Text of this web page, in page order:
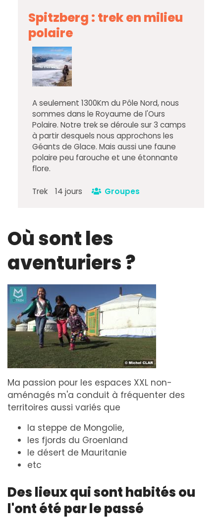
Spitzberg : trek en milieu
polaire
A seulement 1300Km du Pôle Nord, nous
sommes dans le Royaume de l'Ours
Polaire. Notre trek se déroule sur 3 camps
à partir desquels nous approchons les
Géants de Glace. Mais aussi une faune
polaire peu farouche et une étonnante
flore.
Trek 14 jours Groupes
Où sont les
aventuriers ?
Ma passion pour les espaces XXL non-
aménagés m'a conduit à fréquenter des
territoires aussi variés que
la steppe de Mongolie,
les fjords du Groenland
le désert de Mauritanie
etc
Des lieux qui sont habités ou
l'ont été par le passé